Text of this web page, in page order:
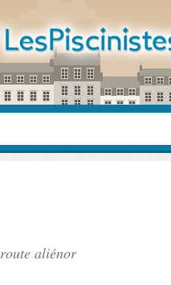
route aliénor